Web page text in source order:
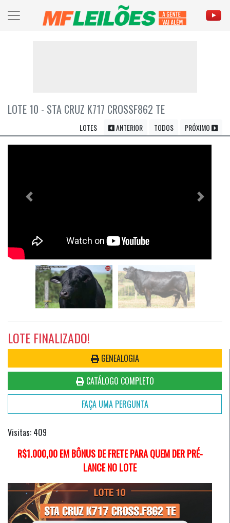
LOTE 10 - STA CRUZ K717 CROSSF862 TE
LOTES ANTERIOR TODOS PRÓXIMO
Previous Próximo
LOTE FINALIZADO!
GENEALOGIA
CATÁLOGO COMPLETO
FAÇA UMA PERGUNTA
Visitas: 409
R$1.000,00 EM BÔNUS DE FRETE PARA QUEM DER PRÉ-
LANCE NO LOTE